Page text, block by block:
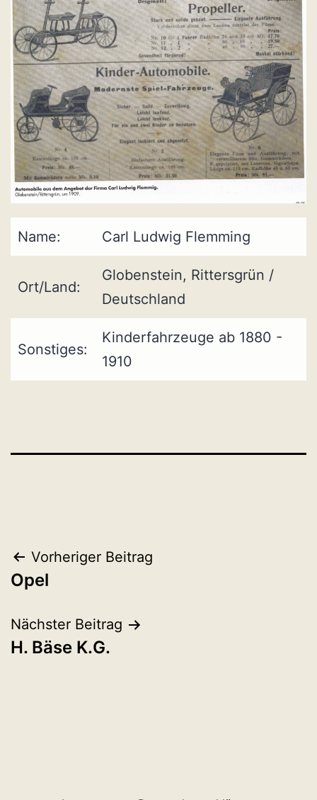
Name: Carl Ludwig Flemming
Ort/Land:
Globenstein, Rittersgrün /
Deutschland
Sonstiges:
Kinderfahrzeuge ab 1880 -
1910
Beitragsnavigation
Vorheriger Beitrag
Opel
Nächster Beitrag
H. Bäse K.G.